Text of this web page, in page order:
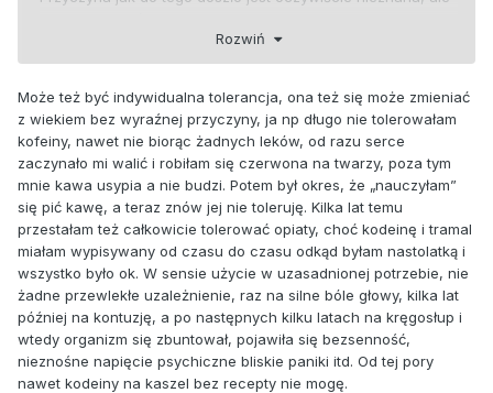
Rozwiń
Może też być indywidualna tolerancja, ona też się może zmieniać
z wiekiem bez wyraźnej przyczyny, ja np długo nie tolerowałam
kofeiny, nawet nie biorąc żadnych leków, od razu serce
zaczynało mi walić i robiłam się czerwona na twarzy, poza tym
mnie kawa usypia a nie budzi. Potem był okres, że „nauczyłam”
się pić kawę, a teraz znów jej nie toleruję. Kilka lat temu
przestałam też całkowicie tolerować opiaty, choć kodeinę i tramal
miałam wypisywany od czasu do czasu odkąd byłam nastolatką i
wszystko było ok. W sensie użycie w uzasadnionej potrzebie, nie
żadne przewlekłe uzależnienie, raz na silne bóle głowy, kilka lat
później na kontuzję, a po następnych kilku latach na kręgosłup i
wtedy organizm się zbuntował, pojawiła się bezsenność,
nieznośne napięcie psychiczne bliskie paniki itd. Od tej pory
nawet kodeiny na kaszel bez recepty nie mogę.